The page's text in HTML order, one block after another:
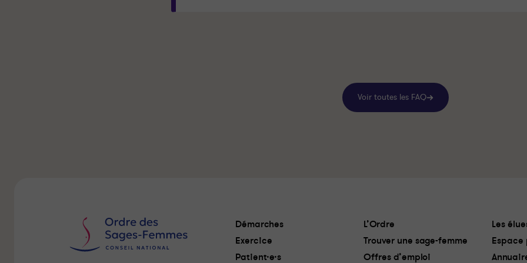
Voir toutes les FAQ
Démarches
Exercice
Patient·e·s
L’Ordre
Trouver une sage-femme
Offres d’emploi
Les
Espace